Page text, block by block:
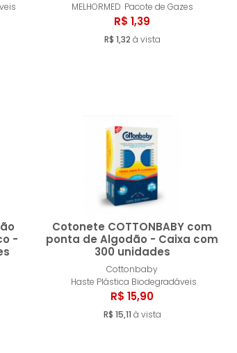
MELHORMED Pacote de Gazes
R$ 1,39
R$ 1,32 à vista
Comprar
-
Cotonete COTTONBABY com
ponta de Algodão - Caixa com
300 unidades
Cottonbaby
Haste Plástica Biodegradáveis
R$ 15,90
R$ 15,11 à vista
Comprar